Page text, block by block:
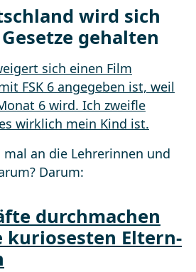
wird sich
gehalten
mal an die Lehrerinnen und
Darum:
durchmachen
kuriosesten Eltern-